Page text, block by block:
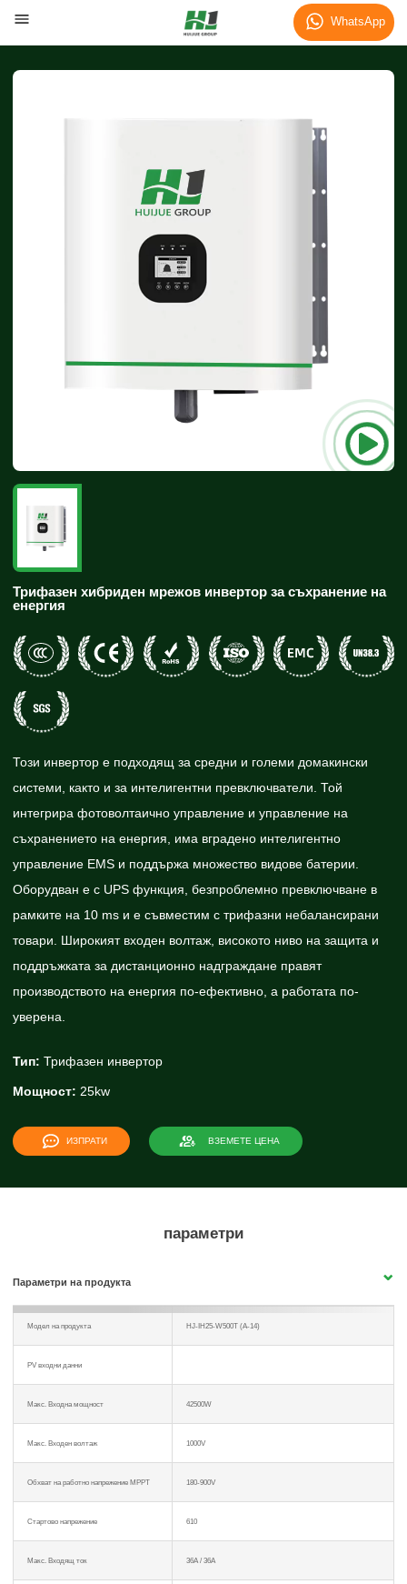
WhatsApp
Трифазен хибриден мрежов инвертор за съхранение на
енергия
Този инвертор е подходящ за средни и големи домакински
системи, както и за интелигентни превключватели. Той
интегрира фотоволтаично управление и управление на
съхранението на енергия, има вградено интелигентно
управление EMS и поддържа множество видове батерии.
Оборудван е с UPS функция, безпроблемно превключване в
рамките на 10 ms и е съвместим с трифазни небалансирани
товари. Широкият входен волтаж, високото ниво на защита и
поддръжката за дистанционно надграждане правят
производството на енергия по-ефективно, а работата по-
уверена.
Тип: Трифазен инвертор
Мощност: 25kw
ИЗПРАТИ ВЗЕМЕТЕ ЦЕНА
параметри
Параметри на продукта
Модел на продукта HJ-IH25-W500T (A-14)
PV входни данни
Макс. Входна мощност 42500W
Макс. Входен волтаж 1000V
Обхват на работно напрежение MPPT 180-900V
Стартово напрежение 610
Макс. Входящ ток 36A / 36A